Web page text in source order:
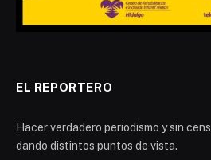
EL REPORTERO
Hacer verdadero periodismo y sin
dando distintos puntos de vista.